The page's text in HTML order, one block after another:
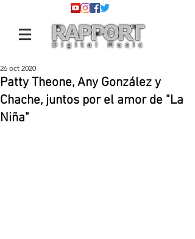
Patty Theone, Any González y
Chache, juntos por el amor de "La
Niña"
26 oct 2020